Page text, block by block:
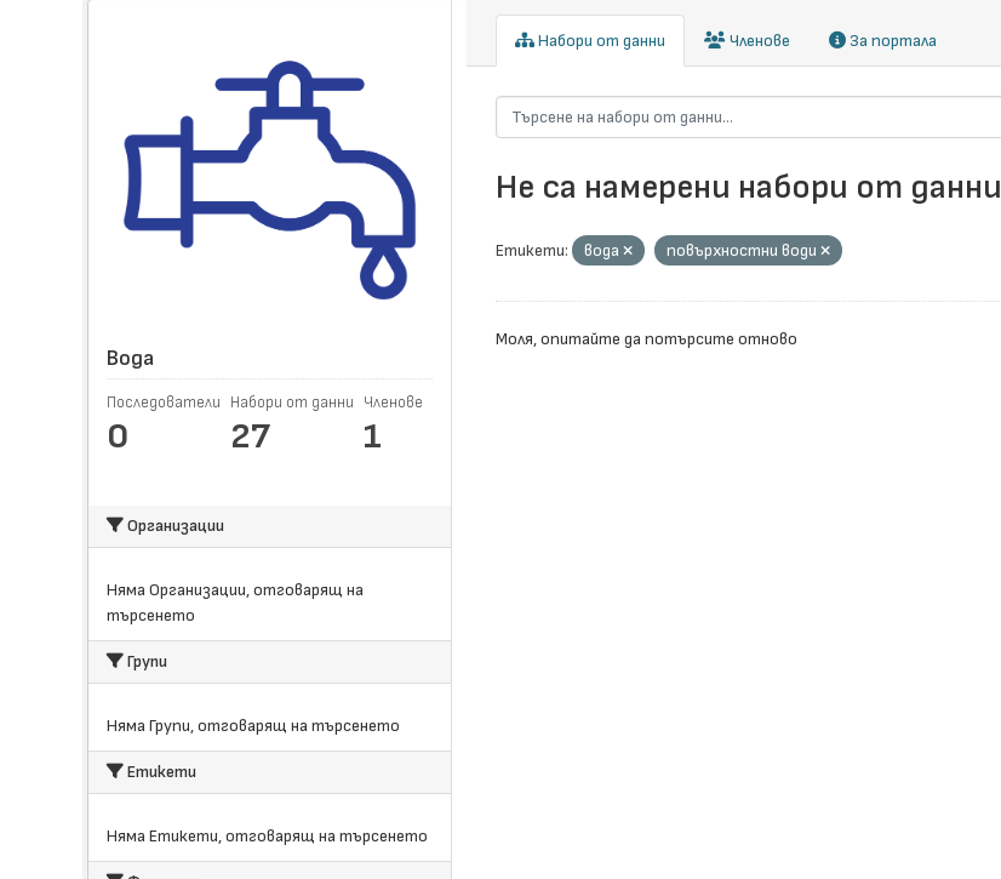
Вода
Последователи
0
Набори от данни
27
Членове
1
Организации
Няма Организации, отговарящ на
търсенето
Групи
Няма Групи, отговарящ на търсенето
Етикети
Няма Етикети, отговарящ на търсенето
Набори от данни Членове За портала
Не са намерени набори от данни
Етикети: вода повърхностни води
Моля, опитайте да потърсите отново